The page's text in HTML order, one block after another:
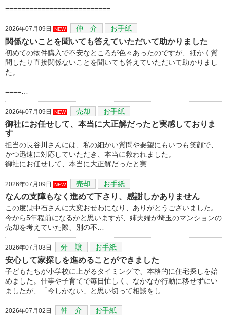
==========================…
2026年07月09日 NEW 仲 介 お手紙
関係ないことを聞いても答えていただいて助かりました
初めての物件購入で不安なところが色々あったのですが、細かく質
問したり直接関係ないことを聞いても答えていただいて助かりまし
た。
====…
2026年07月09日 NEW 売却 お手紙
御社にお任せして、本当に大正解だったと実感しておりま
す
担当の長谷川さんには、私の細かい質問や要望にもいつも笑顔で、
かつ迅速に対応していただき、本当に救われました。
御社にお任せして、本当に大正解だったと実…
2026年07月09日 NEW 売却 お手紙
なんの支障もなく進めて下さり、感謝しかありません
この度は中石さんに大変おせわになり、ありがとうございました。
今から5年程前になるかと思いますが、姉夫婦が埼玉のマンションの
売却を考えていた際、別の不…
2026年07月03日 分 譲 お手紙
安心して家探しを進めることができました
子どもたちが小学校に上がるタイミングで、本格的に住宅探しを始
めました。仕事や子育てで毎日忙しく、なかなか行動に移せずにい
ましたが、「今しかない」と思い切って相談をし…
2026年07月02日 仲 介 お手紙